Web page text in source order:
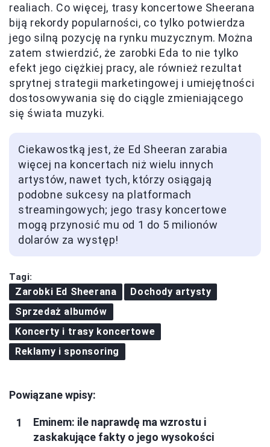
realiach. Co więcej, trasy koncertowe Sheerana
biją rekordy popularności, co tylko potwierdza
jego silną pozycję na rynku muzycznym. Można
zatem stwierdzić, że zarobki Eda to nie tylko
efekt jego ciężkiej pracy, ale również rezultat
sprytnej strategii marketingowej i umiejętności
dostosowywania się do ciągle zmieniającego
się świata muzyki.
Ciekawostką jest, że Ed Sheeran zarabia
więcej na koncertach niż wielu innych
artystów, nawet tych, którzy osiągają
podobne sukcesy na platformach
streamingowych; jego trasy koncertowe
mogą przynosić mu od 1 do 5 milionów
dolarów za występ!
Tagi:
Zarobki Ed Sheerana
Dochody artysty
Sprzedaż albumów
Koncerty i trasy koncertowe
Reklamy i sponsoring
Powiązane wpisy:
Eminem: ile naprawdę ma wzrostu i
zaskakujące fakty o jego wysokości